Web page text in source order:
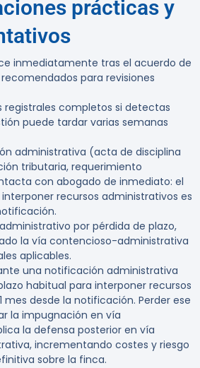
prácticas y
inmediatamente tras el acuerdo de
para revisiones
registrales completos si detectas
puede tardar varias semanas
administrativa (acta de disciplina
tributaria, requerimiento
con abogado de inmediato: el
recursos administrativos es
.
por pérdida de plazo,
la vía contencioso-administrativa
aplicables.
una notificación administrativa
habitual para interponer recursos
mes desde la notificación. Perder ese
la impugnación en vía
la defensa posterior en vía
incrementando costes y riesgo
sobre la finca.